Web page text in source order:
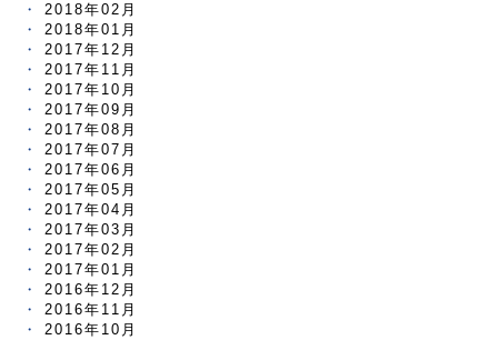
2018年02月
2018年01月
2017年12月
2017年11月
2017年10月
2017年09月
2017年08月
2017年07月
2017年06月
2017年05月
2017年04月
2017年03月
2017年02月
2017年01月
2016年12月
2016年11月
2016年10月